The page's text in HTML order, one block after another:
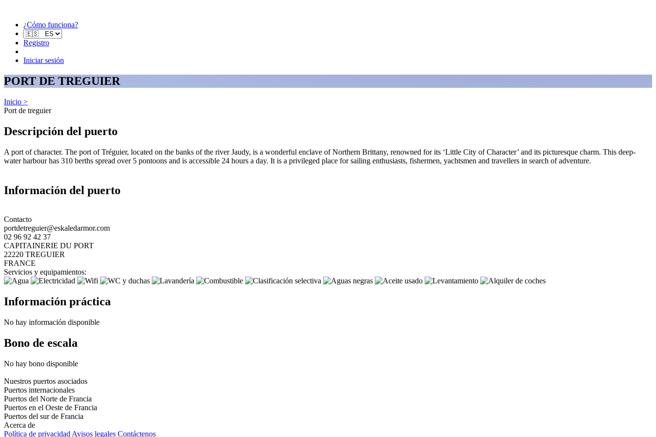
¿Cómo funciona?
Registro
Iniciar sesión
PORT DE TREGUIER
Inicio >
Port de treguier
Descripción del puerto
A port of character. The port of Tréguier, located on the banks of the river Jaudy, is a wonderful enclave of Northern Brittany, renowned for its ‘Little City of Character’ and its picturesque charm. This deep-
water harbour has 310 berths spread over 5 pontoons and is accessible 24 hours a day. It is a privileged place for sailing enthusiasts, fishermen, yachtsmen and travellers in search of adventure.
Información del puerto
Contacto
portdetreguier@eskaledarmor.com
02 96 92 42 37
CAPITAINERIE DU PORT
22220 TREGUIER
FRANCE
Servicios y equipamientos:
Información práctica
No hay información disponible
Bono de escala
No hay bono disponible
Nuestros puertos asociados
Puertos internacionales
Puertos del Norte de Francia
Puertos en el Oeste de Francia
Puertos del sur de Francia
Acerca de
Política de privacidad Avisos legales Contáctenos